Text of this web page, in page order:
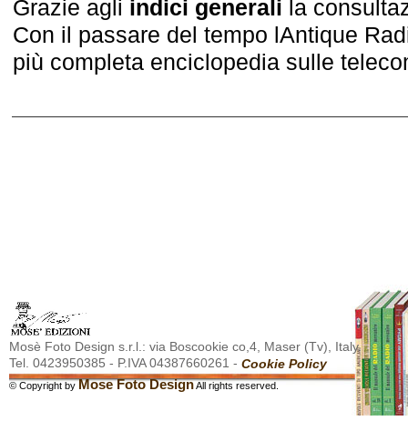
Grazie agli indici generali la
Con il passare del tempo lAntique
più completa enciclopedia sulle
Mosè Foto Design s.r.l.: via Boscookie co,4, Maser (Tv), Italy.
Tel. 0423950385 - P.IVA 04387660261 - Cookie Policy
© Copyright by Mose Foto DesignAll rights reserved.